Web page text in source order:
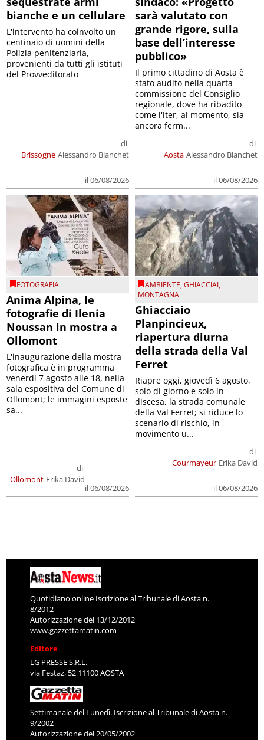
bianche e un cellulare
Brissogne
di
Alessandro Bianchet
il 06/08/2026
L'intervento ha coinvolto un
centinaio di uomini della
Polizia penitenziaria,
provenienti da tutti gli istituti
del Provveditorato
sarà valutato con
grande rigore, sulla
base dell’interesse
pubblico»
Aosta
di
Alessandro Bianchet
il 06/08/2026
Il primo cittadino di Aosta è
stato audito nella quarta
commissione del Consiglio
regionale, dove ha ribadito
come l'iter, al momento, sia
ancora ferm...
FOTOGRAFIA
Anima Alpina, le
fotografie di Ilenia
Noussan in mostra a
Ollomont
Ollomont
di
Erika David
il 06/08/2026
L'inaugurazione della mostra
fotografica è in programma
venerdì 7 agosto alle 18, nella
sala espositiva del Comune di
Ollomont; le immagini esposte
sa...
AMBIENTE,GHIACCIAI,
MONTAGNA
Ghiacciaio
Planpincieux,
riapertura diurna
della strada della Val
Ferret
Courmayeur
di
Erika David
il 06/08/2026
Riapre oggi, giovedì 6 agosto,
solo di giorno e solo in
discesa, la strada comunale
della Val Ferret; si riduce lo
scenario di rischio, in
movimento u...
Quotidiano online Iscrizione al Tribunale di Aosta n.
8/2012
Autorizzazione del 13/12/2012
www.gazzettamatin.com
Editore
LG PRESSE S.R.L.
via Festaz, 52 11100 AOSTA
Settimanale del Lunedì. Iscrizione al Tribunale di Aosta n.
9/2002
Autorizzazione del 20/05/2002